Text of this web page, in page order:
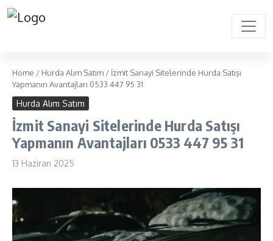
Home / Hurda Alım Satım / İzmit Sanayi Sitelerinde Hurda Satışı
Yapmanın Avantajları 0533 447 95 31
Hurda Alım Satım
İzmit Sanayi Sitelerinde Hurda Satışı
Yapmanın Avantajları 0533 447 95 31
13 Haziran 2025